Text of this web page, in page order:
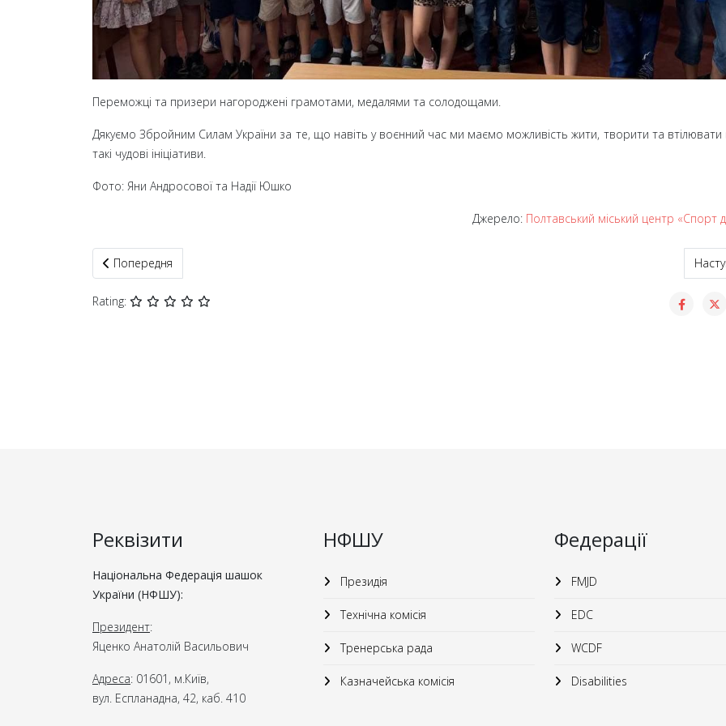
Переможці та призери нагороджені грамотами, медалями та солодощами.
Дякуємо Збройним Силам України за те, що навіть у воєнний час ми маємо можливість жити, творити та втілювати
такі чудові ініціативи.
Фото: Яни Андросової та Надії Юшко
Джерело: Полтавський міський центр «Спорт
Попередня стаття: В Івано-Франківську стартував молодіжний чемпіонат України – 2026 з шашок-100
Попередня
Rating:
Реквізити
Національна Федерація шашок
України (НФШУ):
Президент:
Яценко Анатолій Васильович
Адреса: 01601, м.Київ,
вул. Еспланадна, 42, каб. 410
НФШУ
Президія
Технічна комісія
Тренерська рада
Казначейська комісія
Федерації
FMJD
EDC
WCDF
Disabilities